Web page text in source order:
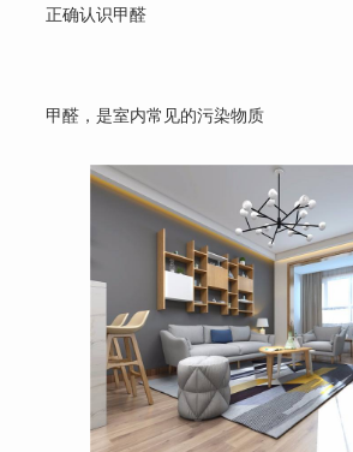
正确认识甲醛
甲醛，是室内常见的污染物质